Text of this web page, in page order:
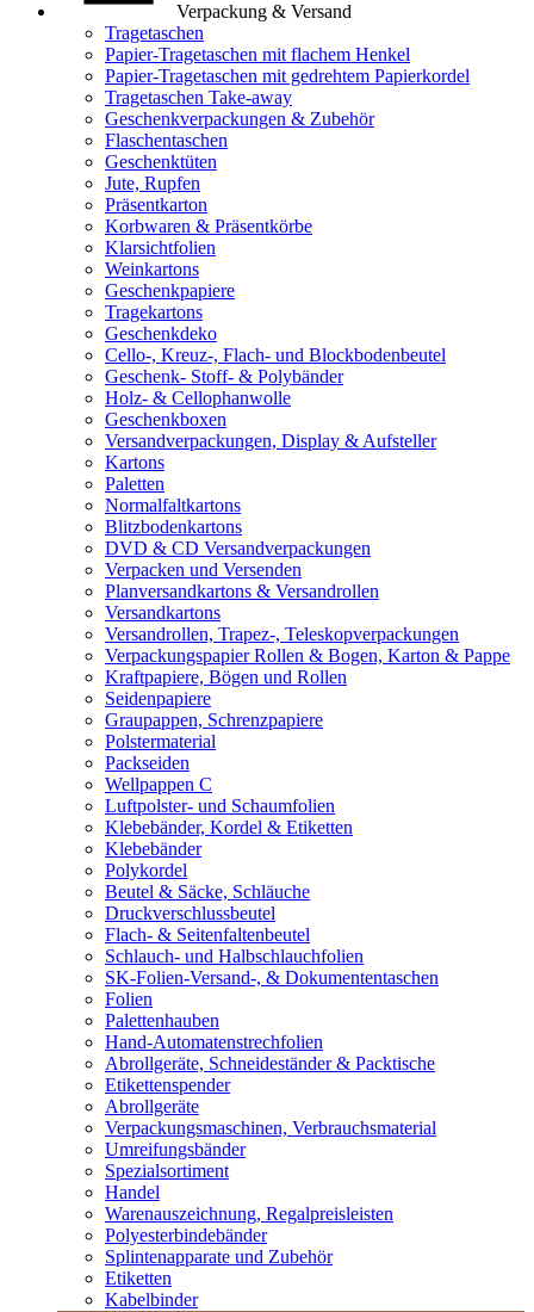
Verpackung & Versand
Tragetaschen
Papier-Tragetaschen mit flachem Henkel
Papier-Tragetaschen mit gedrehtem Papierkordel
Tragetaschen Take-away
Geschenkverpackungen & Zubehör
Flaschentaschen
Geschenktüten
Jute, Rupfen
Präsentkarton
Korbwaren & Präsentkörbe
Klarsichtfolien
Weinkartons
Geschenkpapiere
Tragekartons
Geschenkdeko
Cello-, Kreuz-, Flach- und Blockbodenbeutel
Geschenk- Stoff- & Polybänder
Holz- & Cellophanwolle
Geschenkboxen
Versandverpackungen, Display & Aufsteller
Kartons
Paletten
Normalfaltkartons
Blitzbodenkartons
DVD & CD Versandverpackungen
Verpacken und Versenden
Planversandkartons & Versandrollen
Versandkartons
Versandrollen, Trapez-, Teleskopverpackungen
Verpackungspapier Rollen & Bogen, Karton & Pappe
Kraftpapiere, Bögen und Rollen
Seidenpapiere
Graupappen, Schrenzpapiere
Polstermaterial
Packseiden
Wellpappen C
Luftpolster- und Schaumfolien
Klebebänder, Kordel & Etiketten
Klebebänder
Polykordel
Beutel & Säcke, Schläuche
Druckverschlussbeutel
Flach- & Seitenfaltenbeutel
Schlauch- und Halbschlauchfolien
SK-Folien-Versand-, & Dokumententaschen
Folien
Palettenhauben
Hand-Automatenstrechfolien
Abrollgeräte, Schneideständer & Packtische
Etikettenspender
Abrollgeräte
Verpackungsmaschinen, Verbrauchsmaterial
Umreifungsbänder
Spezialsortiment
Handel
Warenauszeichnung, Regalpreisleisten
Polyesterbindebänder
Splintenapparate und Zubehör
Etiketten
Kabelbinder